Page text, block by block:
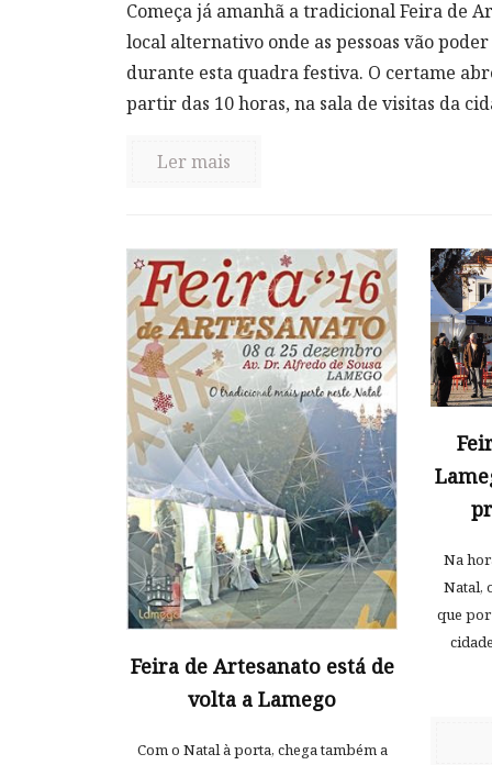
Começa já amanhã a tradicional Feira de
local alternativo onde as pessoas vão
durante esta quadra festiva. O certame
partir das 10 horas, na sala de visitas da
Ler mais
Feira de Artesanato está de
volta a Lamego
Com o Natal à porta, chega também a
Na
Natal,
que